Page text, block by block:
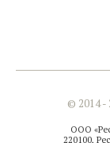
© 2014 -
ООО
220100,